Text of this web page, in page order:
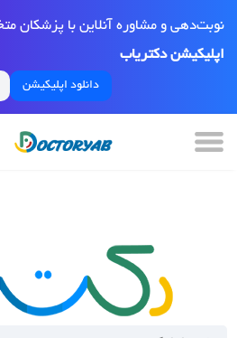
نوبت‌دهی و مشاوره آنلاین با
اپلیکیشن دکتریاب
دانلود اپلیکیشن